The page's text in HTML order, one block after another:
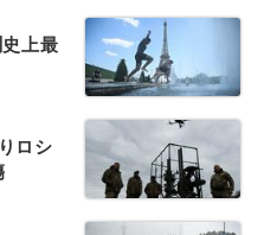
上最
ロシ